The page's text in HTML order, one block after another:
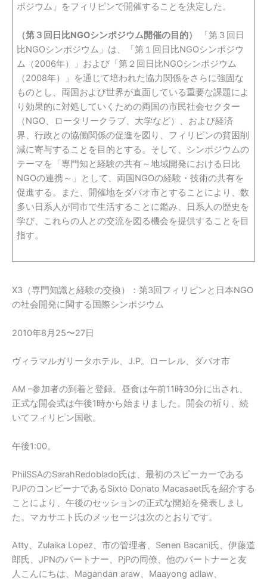
ポジウム」をフィリピンで開催することを決定した。
（第３回日比NGOシンポジウム開催の目的）
「第３回日
比NGOシンポジウム」は、「第１回日比NGOシンポジウ
ム（2006年）」および「第２回日比NGOシンポジウム
（2008年）」を通じて培われた協力関係をさらに強固な
ものとし、両国および世界が直面している重要な課題によ
り効果的に対処していくための両国の市民社会セクター
（NGO、ロータリークラブ、大学など）、および経済
界、行政との協働関係の促進を図り、フィリピンの貧困削
減に寄与することを目的とする。そして、シンポジウムの
テーマを「専門知と経験の共有～地域開発における日比
NGOの連携～」として、両国NGOの経験・技術の共有を
促進する。また、開催地をダバオ市とすることにより、数
多い日系人が同市で生活することに鑑み、日系人の歴史を
学び、これらの人との交流を図る機会を提供することを目
指す。
X3（専門知識と経験の交換）：第3回フィリピンと日本NGO
の社会開発に関する国際シンポジウム
2010年8月25〜27日
ヴィラマルガリータホテル、J.P。ローレル、ダバオ市
AM –参加者の到着と登録。昼食は午前11時30分に出され、
正式な開会式は午後1時から始まりました。開会の祈り、続
いてフィリピン国歌。
午後1:00。
PhilSSAのSarahRedoblado氏は、最初のスピーカーである
PJPのコンビーナであるSixto Donato Macasaet氏を紹介する
ことにより、午後のセッションの正式な開始を発表しまし
た。マカサエト氏のメッセージは次のとおりです。
Atty、Zulaika Lopez、市の管理者、Senen Bacani氏、伊藤道
郎氏、JPNのパートナー、PjPの同僚、他のパートナーと友
人こんにちは、Magandan araw、Maayong adlaw、